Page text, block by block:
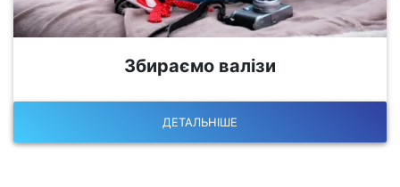
Збираємо валізи
ДЕТАЛЬНІШЕ